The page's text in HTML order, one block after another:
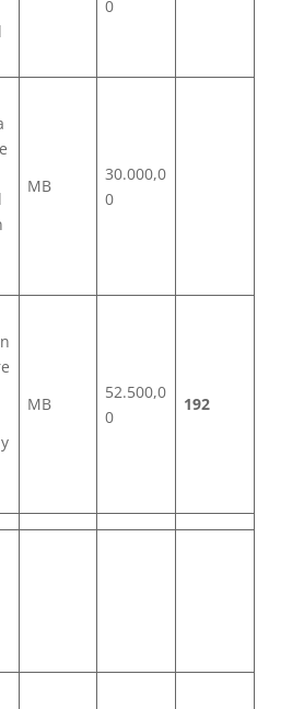
0
MB
30.000,0
0
MB
52.500,0
0
192